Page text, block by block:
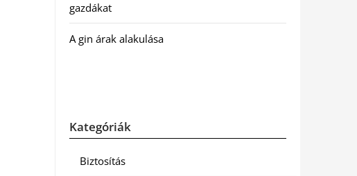
gazdákat
A gin árak alakulása
Kategóriák
Biztosítás